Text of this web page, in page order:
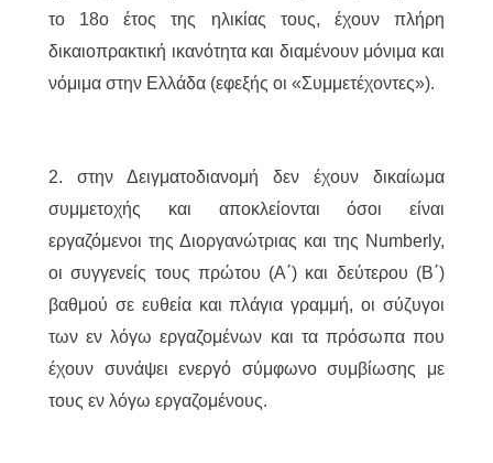
το 18ο έτος της ηλικίας τους, έχουν πλήρη
δικαιοπρακτική ικανότητα και διαμένουν μόνιμα και
νόμιμα στην Ελλάδα (εφεξής οι «Συμμετέχοντες»).
2. στην Δειγματοδιανομή δεν έχουν δικαίωμα
συμμετοχής και αποκλείονται όσοι είναι
εργαζόμενοι της Διοργανώτριας και της Numberly,
οι συγγενείς τους πρώτου (Α΄) και δεύτερου (Β΄)
βαθμού σε ευθεία και πλάγια γραμμή, οι σύζυγοι
των εν λόγω εργαζομένων και τα πρόσωπα που
έχουν συνάψει ενεργό σύμφωνο συμβίωσης με
τους εν λόγω εργαζομένους.